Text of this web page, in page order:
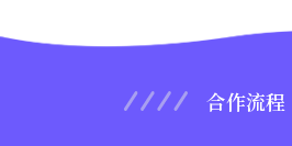
合作流程